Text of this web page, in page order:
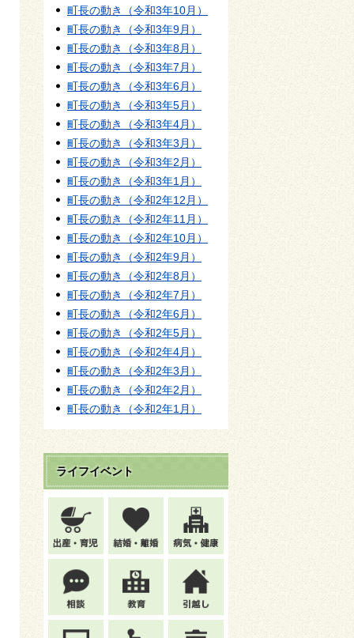
町長の動き（令和3年10月）
町長の動き（令和3年9月）
町長の動き（令和3年8月）
町長の動き（令和3年7月）
町長の動き（令和3年6月）
町長の動き（令和3年5月）
町長の動き（令和3年4月）
町長の動き（令和3年3月）
町長の動き（令和3年2月）
町長の動き（令和3年1月）
町長の動き（令和2年12月）
町長の動き（令和2年11月）
町長の動き（令和2年10月）
町長の動き（令和2年9月）
町長の動き（令和2年8月）
町長の動き（令和2年7月）
町長の動き（令和2年6月）
町長の動き（令和2年5月）
町長の動き（令和2年4月）
町長の動き（令和2年3月）
町長の動き（令和2年2月）
町長の動き（令和2年1月）
ライフイベント